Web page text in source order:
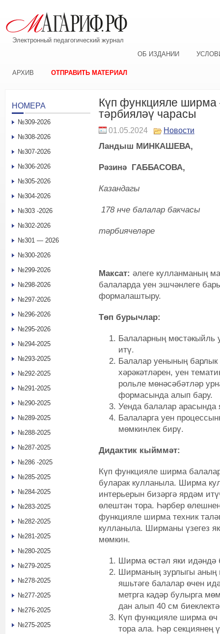
Электронный педагогический журнал
ОБ ИЗДАНИИ
АРХИВ ОТПРАВИТЬ МАТЕРИАЛ
Күп функцияле
тәрбияләү чарасы
01.05.2024 Новости
Ландыш МИНКАШЕВА,
Рәзинә ГАББАСОВА,
Казандагы
178 нче балалар бакчасы
тәрбиячеләре
Максат: әлеге кулланманың
балаларда уен эшчәнлеге
формалаштыру.
Төп бурычлар:
Балаларның мөстәкыйль
итү.
Балалар уенының барлык
хәрәкәтләрен, уен
рольле мөнәсәбәтләр
формасында алып бару.
Уенда балалар
Балаларга уен
мөмкинлек бирү.
Дидактик кыйммәт:
Күп функцияле ширма
буларак кулланыла. Ширма
интерьерын бизәргә ярдәм
өлештән тора. Һәрбер
функцияле ширма техник
кулланыла. Ширманы үзегез
мөмкин.
Ширма өстәл яки идәндә
Ширманың зурлыгы аның
яшьтәге балалар өчен
метрга кадәр булырга
дан алып 40 см
Күп функцияле ширма өч
тора ала. Һәр секциянең
НОМЕРА
№309-2026
№308-2026
№307-2026
№306-2026
№305-2026
№304-2026
№303 -2026
№302-2026
№301 — 2026
№300-2026
№299-2026
№298-2026
№297-2026
№296-2026
№295-2026
№294-2025
№293-2025
№292-2025
№291-2025
№290-2025
№289-2025
№288-2025
№287-2025
№286 -2025
№285-2025
№284-2025
№283-2025
№282-2025
№281-2025
№280-2025
№279-2025
№278-2025
№277-2025
№276-2025
№275-2025